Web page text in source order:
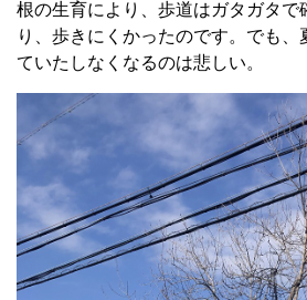
根の生育により、歩道はガタガタで
り、歩きにくかったのです。でも
ていたしなくなるのは悲しい。